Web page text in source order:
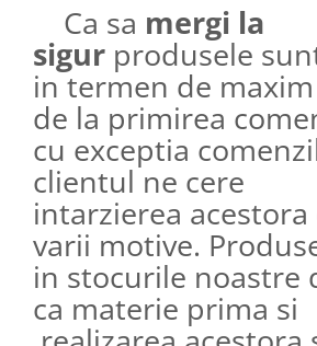
Ca sa mergi la
sigur produsele
in termen de
de la primirea
cu exceptia
clientul ne cere
intarzierea acestora
varii motive.
in stocurile noastre
ca materie prima si